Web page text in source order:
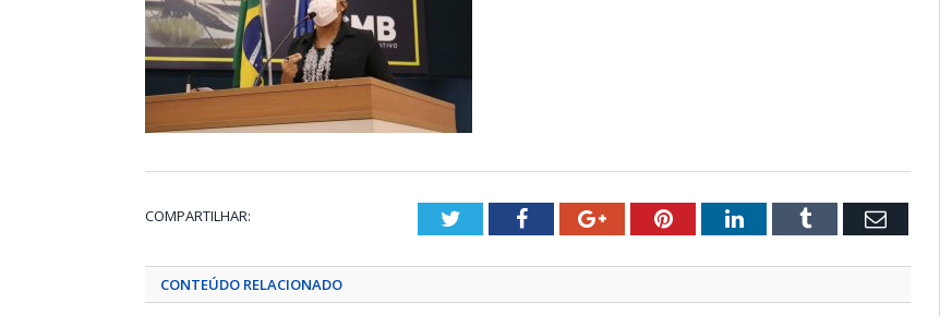
COMPARTILHAR: TwitterFacebookGoogle+PinterestLinkedInTumblr Email
CONTEÚDO RELACIONADO